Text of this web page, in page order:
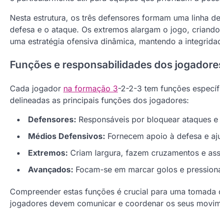
Nesta estrutura, os três defensores formam uma linha
defesa e o ataque. Os extremos alargam o jogo,
uma estratégia ofensiva dinâmica, mantendo a
Funções e responsabilidades dos
Cada jogador na formação 3-2-2-3 tem funções
delineadas as principais funções dos jogadores:
Defensores: Responsáveis por bloquear ataques
Médios Defensivos: Fornecem apoio à defesa e
Extremos: Criam largura, fazem cruzamentos e
Avançados: Focam-se em marcar golos e
Compreender estas funções é crucial para uma
jogadores devem comunicar e coordenar os seus